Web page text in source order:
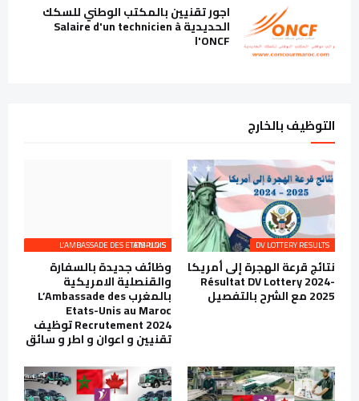
اجور تقنيين بالمكتب الوطني للسكك
الحديدية Salaire d'un technicien à
l'ONCF
التوظيف بالخارج
DV LOTTERY RESULTS
نتائج قرعة الهجرة إلى أمريكا
Résultat DV Lottery 2024-
2025 مع الشرح بالتفصيل
L’AMBASSADE DES ETATS-UNIS EMPLOIS
وظائف جديدة بالسفارة
والقنصلية الامريكية
بالمغرب L’Ambassade des
Etats-Unis au Maroc
Recrutement 2024 توظيف
تقنيين و اعوان و اطر و سائق